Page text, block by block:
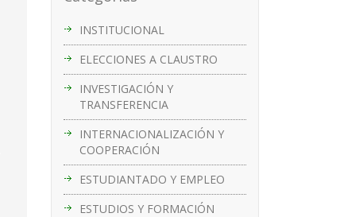
INSTITUCIONAL
ELECCIONES A CLAUSTRO
INVESTIGACIÓN Y
TRANSFERENCIA
INTERNACIONALIZACIÓN Y
COOPERACIÓN
ESTUDIANTADO Y EMPLEO
ESTUDIOS Y FORMACIÓN